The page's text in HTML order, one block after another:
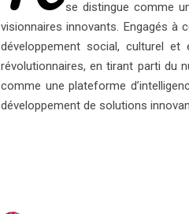
se distingue comme
visionnaires innovants. Engagés
développement social, culturel
révolutionnaires, en tirant parti du
comme une plateforme
développement de solutions